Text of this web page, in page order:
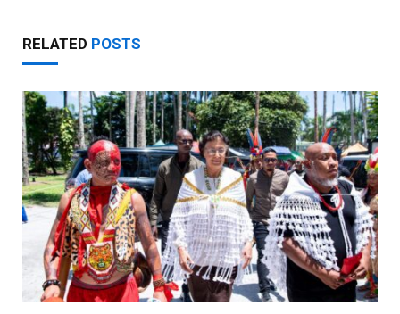
RELATED POSTS